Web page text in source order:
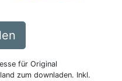
für Original
zum downladen. Inkl.